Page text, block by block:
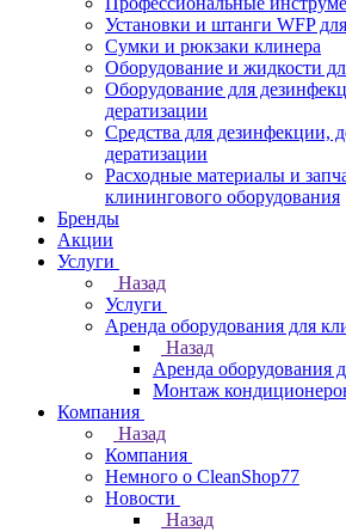
Установки и штанги WFP
Сумки и рюкзаки клинера
Оборудование и жидкости
Оборудование для
дератизации
Средства для дезинфекции,
дератизации
Расходные материалы и
клинингового оборудования
Бренды
Акции
Услуги
Назад
Услуги
Аренда оборудования для
Назад
Аренда оборудования
Монтаж
Компания
Назад
Компания
Немного о CleanShop77
Новости
Назад